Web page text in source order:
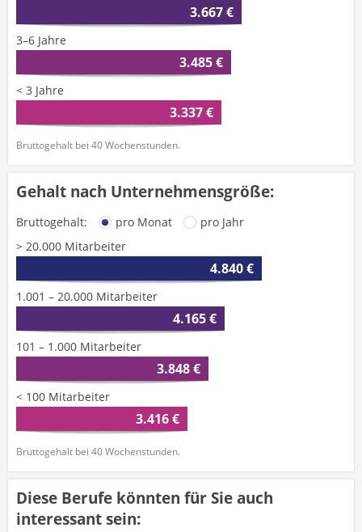
3.667 €
3–6 Jahre
3.485 €
< 3 Jahre
3.337 €
Bruttogehalt bei 40 Wochenstunden.
Gehalt nach Unternehmensgröße:
Bruttogehalt: pro Monat
pro Jahr
> 20.000 Mitarbeiter
4.840 €
1.001 – 20.000 Mitarbeiter
4.165 €
101 – 1.000 Mitarbeiter
3.848 €
< 100 Mitarbeiter
3.416 €
Bruttogehalt bei 40 Wochenstunden.
Diese Berufe könnten für Sie auch
interessant sein: